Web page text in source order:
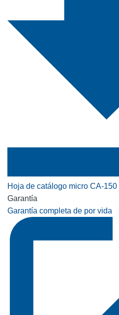
Hoja de catálogo micro CA-150
Garantía
Garantía completa de por vida